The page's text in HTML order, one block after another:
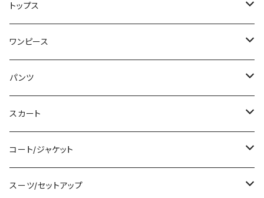
トップス
Tシャツ/カットソー
タンクトップ/キャミソール
シャツ/ブラウス
ベアトップ/チューブトップ
カーディガン/ボレロ
ワンピース
ミニ/ショート
ミディアム/ミモレ
ロング/マキシ
袖付き
パンツ
ショート丈
クロップド丈
ロング丈
スカート
ミニ/ショート
ミディアム/ミモレ
コート/ジャケット
コート
スーツ/セットアップ